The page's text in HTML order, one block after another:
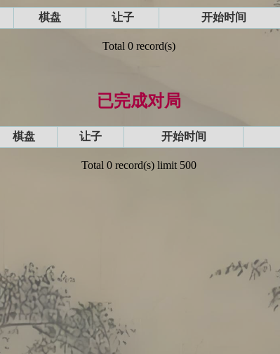
棋盘 让子 开始时间
Total 0 record(s)
已完成对局
棋盘 让子 开始时间
Total 0 record(s) limit 500